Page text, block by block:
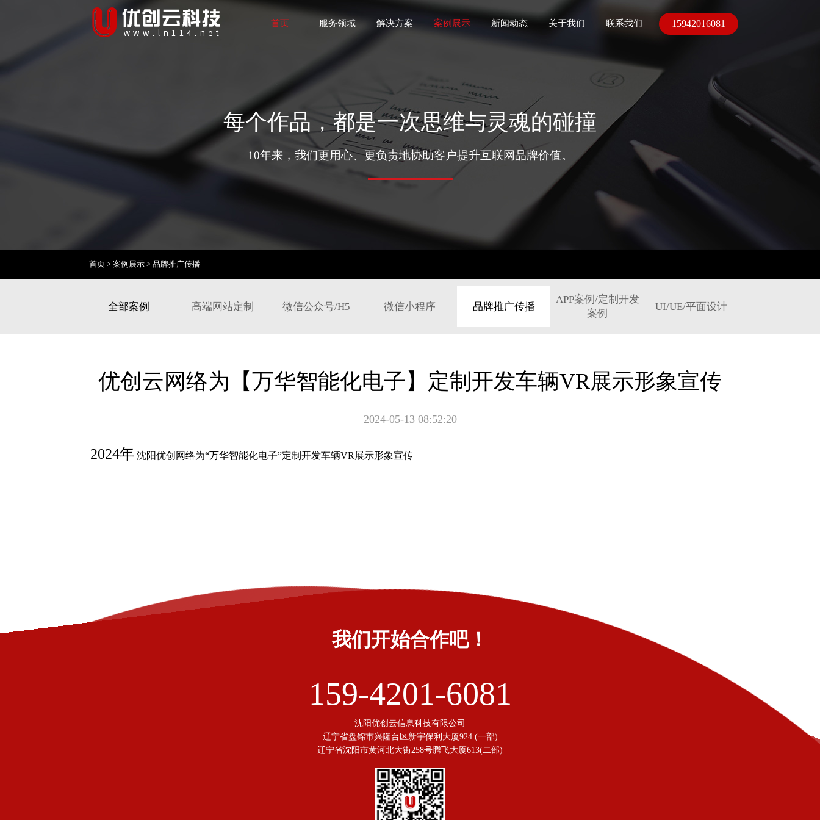
首页 服务领域 解决方案 案例展示 新闻动态 关于我们 联系我们 15942016081
每个作品，都是一次思维与灵魂的碰撞
10年来，我们更用心、更负责地协助客户提升互联网品牌价值。
首页 >案例展示 >品牌推广传播
全部案例 高端网站定制 微信公众号/H5 微信小程序 品牌推广传播
APP案例/定制开发
案例
UI/UE/平面设计
优创云网络为【万华智能化电子】定制开发车辆VR展示形象宣传
2024-05-13 08:52:20
2024年 沈阳优创网络为“万华智能化电子”定制开发车辆VR展示形象宣传
我们开始合作吧！
159-4201-6081
沈阳优创云信息科技有限公司
辽宁省盘锦市兴隆台区新宇保利大厦924 (一部)
辽宁省沈阳市黄河北大街258号腾飞大厦613(二部)